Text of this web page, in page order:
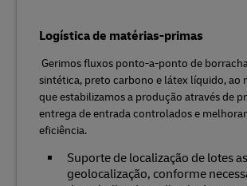
Logística de matérias-primas
Gerimos fluxos ponto-a-ponto de
sintética, preto carbono e látex líquido, ao
que estabilizamos a produção através de
entrega de entrada controlados e
eficiência.
Suporte de localização de lotes
geolocalização, conforme